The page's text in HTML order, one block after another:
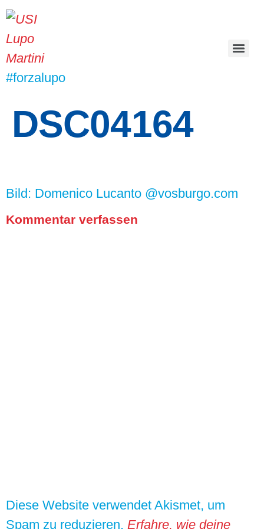
#forzalupo
DSC04164
Bild: Domenico Lucanto @vosburgo.com
Kommentar verfassen
Diese Website verwendet Akismet, um
Spam zu reduzieren. Erfahre, wie deine